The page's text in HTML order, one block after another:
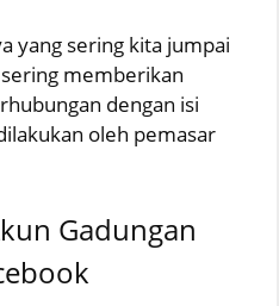
yang sering kita jumpai
memberikan
dengan isi
oleh pemasar
Gadungan